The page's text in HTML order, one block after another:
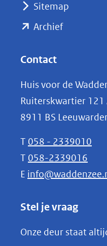
naar
Sitemap
Archief(opent
(verwijst
naar
een
andere
website)
Contact
Huis voor de
Ruiterskwartier 121
8911 BS
T 058 - 2339010
T 058-2339016
E
Stel je vraag
Onze deur staat